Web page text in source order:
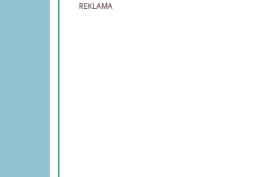
REKLAMA